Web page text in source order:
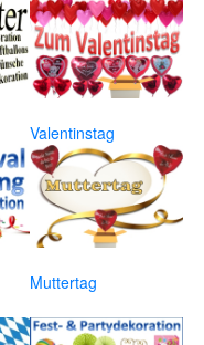
Valentinstag
Muttertag